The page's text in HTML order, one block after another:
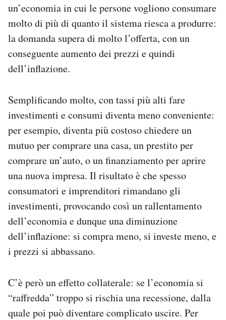
un’economia in cui le persone vogliono consumare
molto di più di quanto il sistema riesca a produrre:
la domanda supera di molto l’offerta, con un
conseguente aumento dei prezzi e quindi
dell’inflazione.
Semplificando molto, con tassi più alti fare
investimenti e consumi diventa meno conveniente:
per esempio, diventa più costoso chiedere un
mutuo per comprare una casa, un prestito per
comprare un’auto, o un finanziamento per aprire
una nuova impresa. Il risultato è che spesso
consumatori e imprenditori rimandano gli
investimenti, provocando così un rallentamento
dell’economia e dunque una diminuzione
dell’inflazione: si compra meno, si investe meno, e
i prezzi si abbassano.
C’è però un effetto collaterale: se l’economia si
“raffredda” troppo si rischia una recessione, dalla
quale poi può diventare complicato uscire. Per